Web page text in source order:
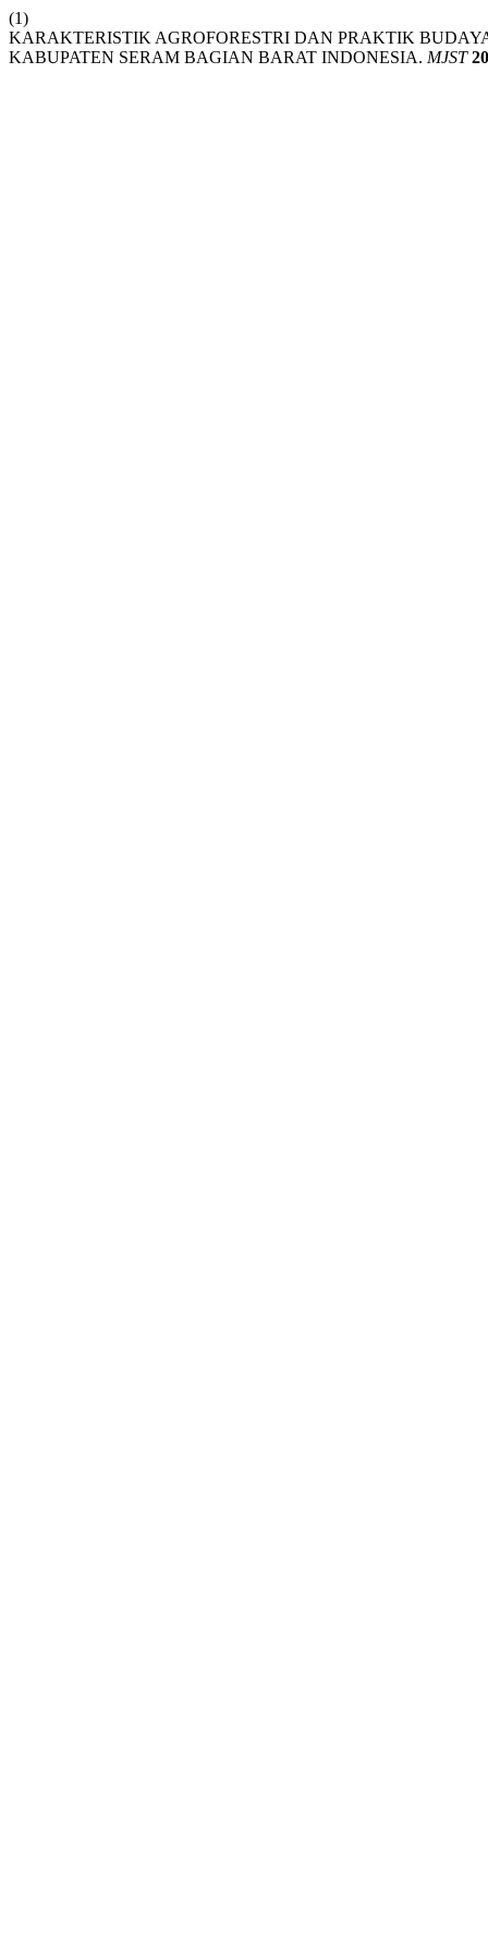
(1)
KARAKTERISTIK AGROFORESTRI DAN PRAKTIK
KABUPATEN SERAM BAGIAN BARAT INDONESIA. MJST